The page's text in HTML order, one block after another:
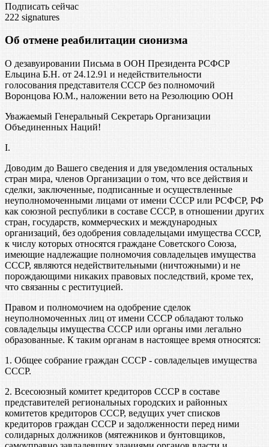
Подписать сейчас
222 signatures
Об отмене реабилитации сионизма
О дезавуировании Письма в ООН Президента РСФСР
Ельцина Б.Н. от 24.12.91 и недействительности
голосования представителя СССР без полномочий
Воронцова Ю.М., наложении вето на Резолюцию ООН
Уважаемый Генеральный Секретарь Организации
Объединенных Наций!
I.
Доводим до Вашего сведения и для уведомления остальных
стран мира, членов Организации о том, что все действия и
сделки, заключенные, подписанные и осуществленные
неуполномоченными лицами от имени СССР или РСФСР, РФ
как союзной республики в составе СССР, в отношении других
стран, государств, коммерческих и международных
организаций, без одобрения совладельцами имущества СССР,
к числу которых относятся граждане Советского Союза,
имеющие надлежащие полномочия совладельцев имущества
СССР, являются недействительными (ничтожными) и не
порождающими никаких правовых последствий, кроме тех,
что связанны с реституцией.
Правом и полномочием на одобрение сделок
неуполномоченных лиц от имени СССР обладают только
совладельцы имущества СССР или органы ими легально
образованные. К таким органам в настоящее время относятся:
1. Общее собрание граждан СССР - совладельцев имущества
СССР.
2. Всесоюзный комитет кредиторов СССР в составе
представителей региональных городских и районных
комитетов кредиторов СССР, ведущих учет списков
кредиторов граждан СССР и задолженности перед ними
солидарных должников (мятежников и бунтовщиков,